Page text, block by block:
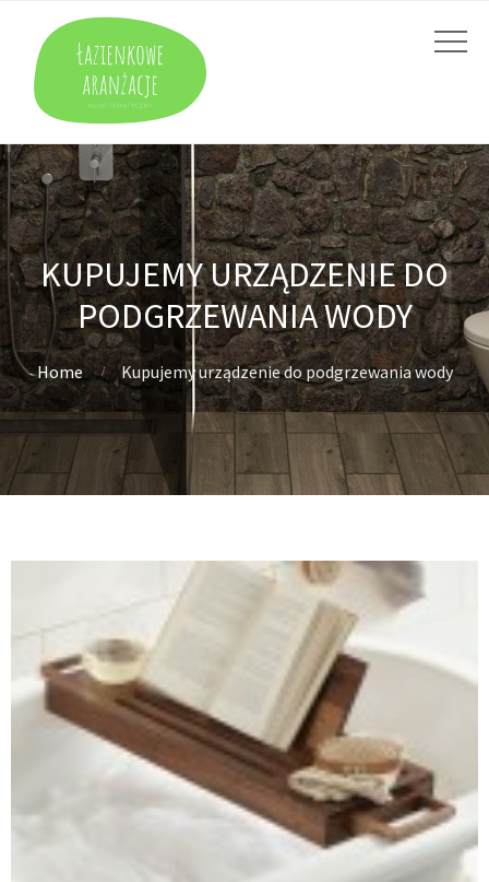
KUPUJEMY URZĄDZENIE DO
PODGRZEWANIA WODY
Home Kupujemy urządzenie do podgrzewania wody